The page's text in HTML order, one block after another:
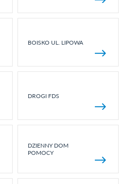
BOISKO UL. LIPOWA
DROGI FDS
DZIENNY DOM
POMOCY